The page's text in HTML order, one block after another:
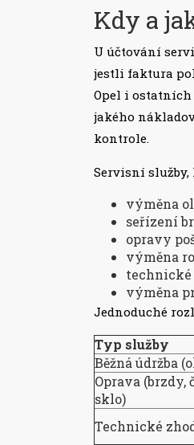
Kdy a
U účtování
jestli faktura
Opel i ostatních
jakého
kontrole.
Servisní
výměna
seřízení
opravy
výměna
výměna
Jednoduché
Typ služby
Běžná údržba
Oprava (brzdy,
sklo)
Technické